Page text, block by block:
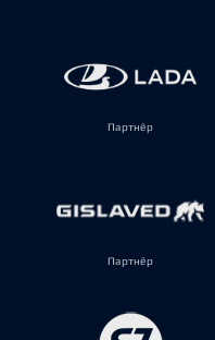
Партнёр
Партнёр